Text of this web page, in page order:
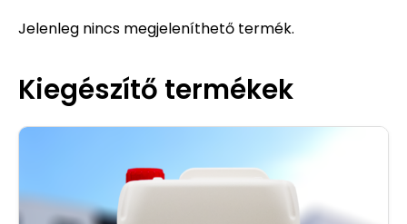
Jelenleg nincs megjeleníthető termék.
Kiegészítő termékek